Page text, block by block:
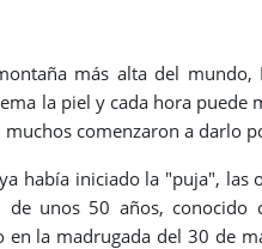
más alta del
la piel y cada hora
comenzaron a darlo
había iniciado la "puja",
de unos 50 años,
en la madrugada del 30 de